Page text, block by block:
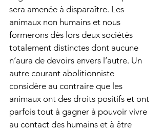
sera amenée à disparaître. Les
animaux non humains et nous
formerons dès lors deux sociétés
totalement distinctes dont aucune
n’aura de devoirs envers l’autre. Un
autre courant abolitionniste
considère au contraire que les
animaux ont des droits positifs et ont
parfois tout à gagner à pouvoir vivre
au contact des humains et à être